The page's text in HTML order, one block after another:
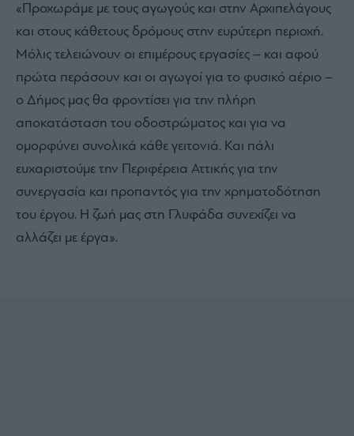
«Προχωράμε με τους αγωγούς και στην Αρχιπελάγους
και στους κάθετους δρόμους στην ευρύτερη περιοχή.
Μόλις τελειώνουν οι επιμέρους εργασίες – και αφού
πρώτα περάσουν και οι αγωγοί για το φυσικό αέριο –
ο Δήμος μας θα φροντίσει για την πλήρη
αποκατάσταση του οδοστρώματος και για να
ομορφύνει συνολικά κάθε γειτονιά. Και πάλι
ευχαριστούμε την Περιφέρεια Αττικής για την
συνεργασία και προπαντός για την χρηματοδότηση
του έργου. Η ζωή μας στη Γλυφάδα συνεχίζει να
αλλάζει με έργα».